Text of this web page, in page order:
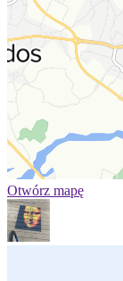
Otwórz mapę